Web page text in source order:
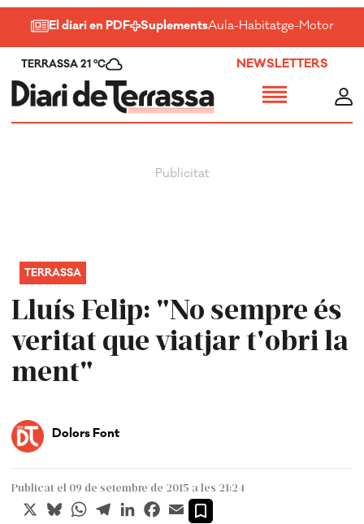
El diari en PDF SuplementsAula-Habitatge-Motor-
TERRASSA 21 ºC NEWSLETTERS
Lluís Felip: "No sempre és
veritat que viatjar t'obri la
ment"
TERRASSA
Dolors Font
Publicat el 09 de setembre de 2015 a les 21:24
X BlueskyWhatsApp
TelegramLinkedInFacebook
Email